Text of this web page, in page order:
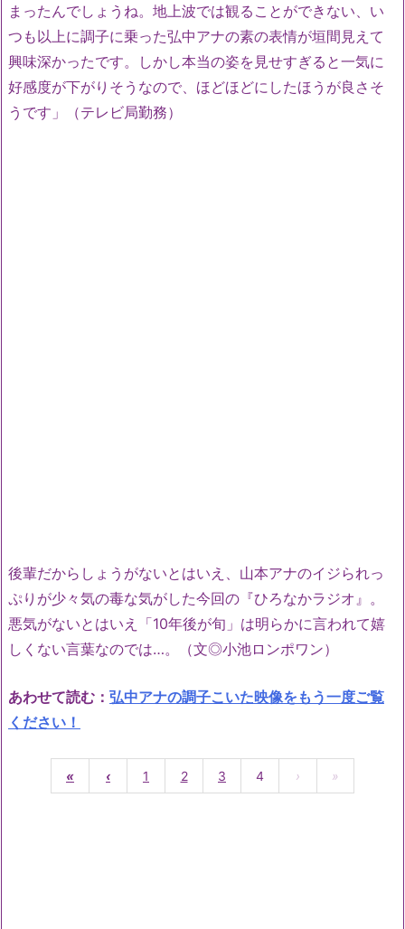
まったんでしょうね。地上波では観ることができない、い
つも以上に調子に乗った弘中アナの素の表情が垣間見えて
興味深かったです。しかし本当の姿を見せすぎると一気に
好感度が下がりそうなので、ほどほどにしたほうが良さそ
うです」（テレビ局勤務）
後輩だからしょうがないとはいえ、山本アナのイジられっ
ぷりが少々気の毒な気がした今回の『ひろなかラジオ』。
悪気がないとはいえ「10年後が旬」は明らかに言われて嬉
しくない言葉なのでは…。（文◎小池ロンポワン）
あわせて読む： 弘中アナの調子こいた映像をもう一度ご覧
ください！
« ‹ 1 2 3 4 › »